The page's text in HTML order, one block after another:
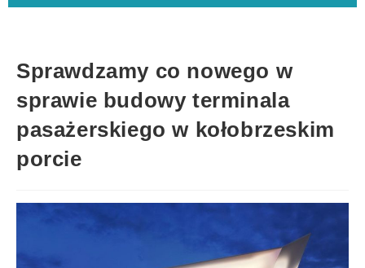
Sprawdzamy co nowego w
sprawie budowy terminala
pasażerskiego w kołobrzeskim
porcie